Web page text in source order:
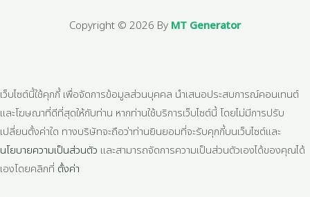
Copyright © 2026 By MT Generator
เว็บไซต์นี้ใช้คุกกี้ เพื่อจัดการข้อมูลส่วนบุคคล นำเสนอประสบการณ์คอนเทนต์
และโฆษณาที่ดีที่สุดให้กับท่าน หากท่านใช้บริการเว็บไซต์นี้ โดยไม่มีการปรับ
เปลี่ยนตั้งค่าใด ทางบริษัทจะถือว่าท่านยินยอมที่จะรับคุกกี้บนเว็บไซต์และ
นโยบายความเป็นส่วนตัว และสามารถจัดการความเป็นส่วนตัวเองได้ของคุณได้
เองโดยคลิกที่ ตั้งค่า